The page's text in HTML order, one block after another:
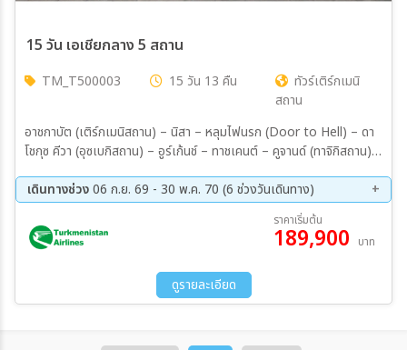
15 วัน เอเชียกลาง 5 สถาน
TM_T500003 15 วัน 13 คืน
ทัวร์เติร์กเมนิ
สถาน
อาชกาบัต (เติร์กเมนิสถาน) – นิสา – หลุมไฟนรก (Door to Hell) – ดา
โชกุซ คีวา (อุซเบกิสถาน) – อูร์เก้นช์ – ทาชเคนต์ – คูจานด์ (ทาจิกิสถาน) –
- อัลมาตี (คาซัคสถาน) – ทะเลสาบ Issyk Lake บิชเคก (คีร์กิซสถาน) –
อุทยานแห่งชาติอลา อาร์ชา – โทกโม๊ค
เดินทางช่วง06 ก.ย. 69 - 30 พ.ค. 70 (6 ช่วงวันเดินทาง)
11 ต.ค. 69 - 25 ต.ค. 69
01 พ.ย. 69 - 15 พ.ย. 69
04 เม.ย 70 - 18 เม.ย 70
02 พ.ค. 70 - 16 พ.ค. 70
16 พ.ค. 70 - 30 พ.ค. 70
ราคาเริ่มต้น
189,900 บาท
ดูรายละเอียด